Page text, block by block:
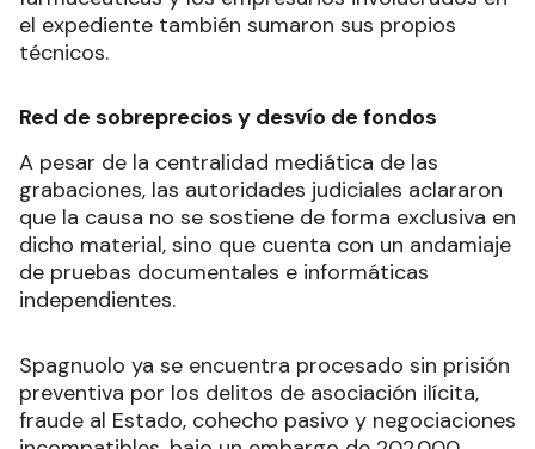
el expediente también sumaron sus propios
técnicos.
Red de sobreprecios y desvío de fondos
A pesar de la centralidad mediática de las
grabaciones, las autoridades judiciales aclararon
que la causa no se sostiene de forma exclusiva en
dicho material, sino que cuenta con un andamiaje
de pruebas documentales e informáticas
independientes.
Spagnuolo ya se encuentra procesado sin prisión
preventiva por los delitos de asociación ilícita,
fraude al Estado, cohecho pasivo y negociaciones